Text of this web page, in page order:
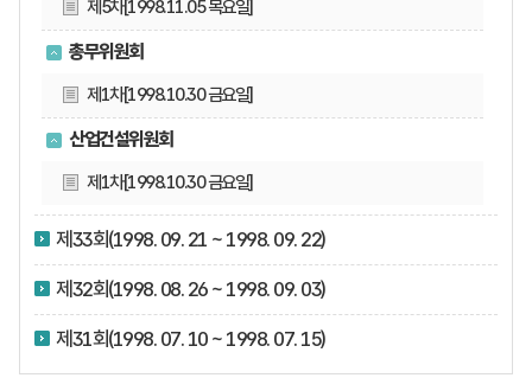
제5차[1998.11.05 목요일]
총무위원회
제1차[1998.10.30 금요일]
산업건설위원회
제1차[1998.10.30 금요일]
제33회(1998. 09. 21 ~ 1998. 09. 22)
제32회(1998. 08. 26 ~ 1998. 09. 03)
제31회(1998. 07. 10 ~ 1998. 07. 15)